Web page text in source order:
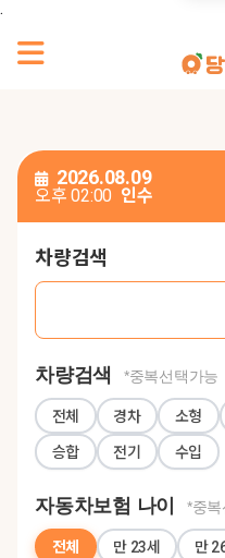
.
2026.08.09
오후 02:00 인수
차량검색
차량검색 *중복선택가능
전체 경차 소형
승합 전기 수입
자동차보험 나이 *중
전체 만 23세 만